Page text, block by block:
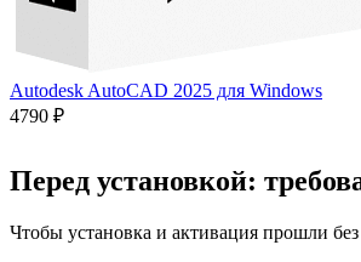
Autodesk AutoCAD 2025 для Windows
4790 ₽
Перед установкой:
Чтобы установка и активация прошли без